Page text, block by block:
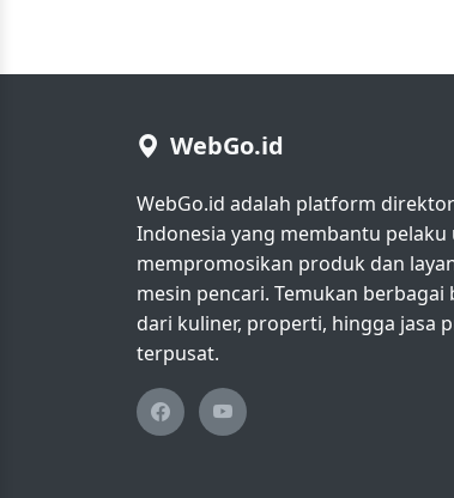
WebGo.id
WebGo.id adalah platform
Indonesia yang membantu
mempromosikan produk dan
mesin pencari. Temukan
dari kuliner, properti, hingga jasa
terpusat.